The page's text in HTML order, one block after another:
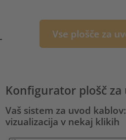
Vse plošče za
Konfigurator plošč za
Vaš sistem za uvod
vizualizacija v nekaj klikih